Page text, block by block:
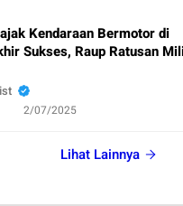
Kendaraan Bermotor di
Sukses, Raup Ratusan
2/07/2025
Lihat Lainnya